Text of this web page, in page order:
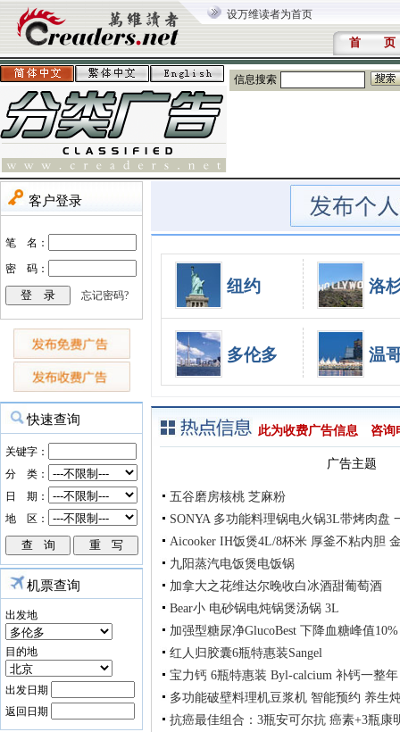
设万维读者为首页
首 页
信息搜索
机票查询
出发地
目的地
出发日期
返回日期
纽约 洛
多伦多 温
此为收费广告信息 咨询
广告主题
五谷磨房核桃 芝麻粉
SONYA 多功能料理锅电火锅3L带烤肉盘
Aicooker IH饭煲4L/8杯米 厚釜不粘内胆
九阳蒸汽电饭煲电饭锅
加拿大之花维达尔晚收白冰酒甜葡萄酒
Bear小 电砂锅电炖锅煲汤锅 3L
加强型糖尿净GlucoBest 下降血糖峰值10%
红人归胶囊6瓶特惠装Sangel
宝力钙 6瓶特惠装 Byl-calcium 补钙一整
多功能破壁料理机豆浆机 智能预约 养生
抗癌最佳组合：3瓶安可尔抗 癌素+3瓶康